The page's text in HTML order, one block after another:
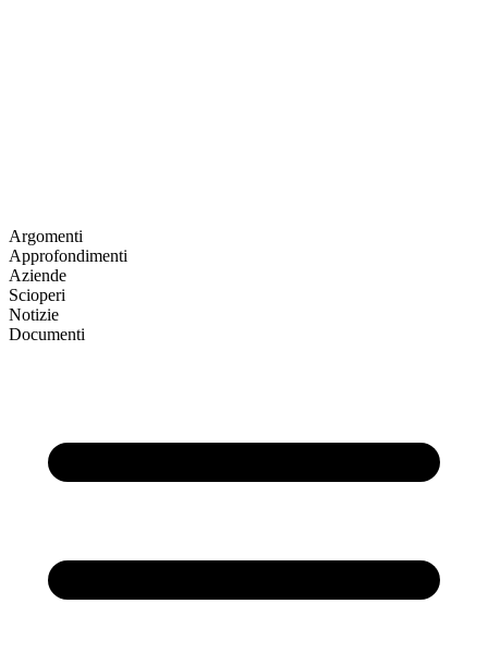
Argomenti
Approfondimenti
Aziende
Scioperi
Notizie
Documenti